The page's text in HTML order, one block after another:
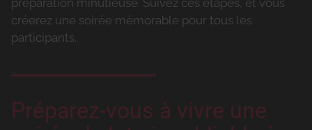
préparation minutieuse. Suivez ces étapes, et vous
créerez une soirée mémorable pour tous les
participants.
Préparez-vous à vivre une